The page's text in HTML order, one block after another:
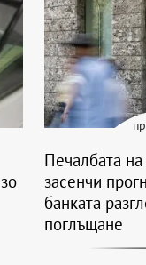
Печалбата
засенчи
банката
поглъщане